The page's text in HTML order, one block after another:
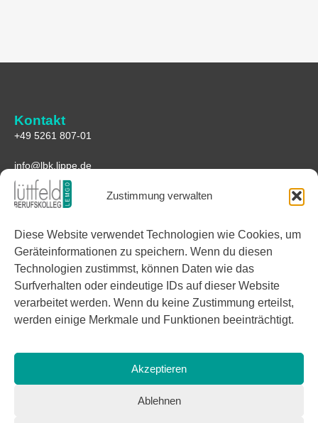
Zustimmung verwalten
Diese Website verwendet Technologien wie Cookies, um
Geräteinformationen zu speichern. Wenn du diesen
Technologien zustimmst, können Daten wie das
Surfverhalten oder eindeutige IDs auf dieser Website
verarbeitet werden. Wenn du keine Zustimmung erteilst,
werden einige Merkmale und Funktionen beeinträchtigt.
Akzeptieren
Ablehnen
Kontakt
+49 5261 807-01
info@lbk.lippe.de
Anfahrt
Lüttfeld 1
32657 Lemgo
Google Maps
Links